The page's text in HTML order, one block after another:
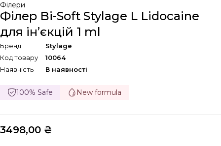
Філери
Філер Bi-Soft Stylage L Lidocaine
для ін’єкцій 1 ml
Бренд
Stylage
Код товару
10064
Наявність
В наявності
100% Safe New formula
3498,00 ₴